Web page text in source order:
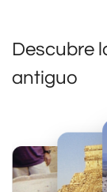
Descubre
antiguo